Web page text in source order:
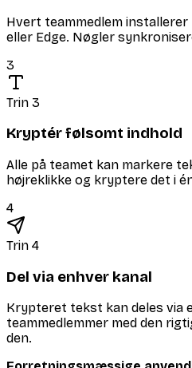
Hvert teammedlem installerer
eller Edge. Nøgler
3
Trin 3
Kryptér følsomt indhold
Alle på teamet kan markere
højreklikke og kryptere det i
4
Trin 4
Del via enhver kanal
Krypteret tekst kan deles via
teammedlemmer med den
den.